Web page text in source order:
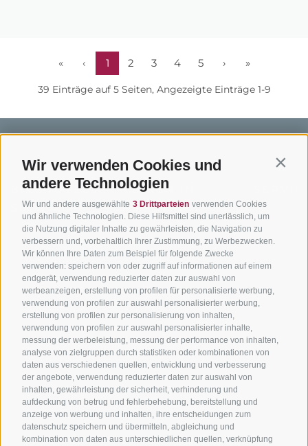
Wir verwenden Cookies und
andere Technologien
Wir und andere ausgewählte 3 Drittparteien verwenden Cookies
und ähnliche Technologien. Diese Hilfsmittel sind unerlässlich, um
die Nutzung digitaler Inhalte zu gewährleisten, die Navigation zu
verbessern und, vorbehaltlich Ihrer Zustimmung, zu Werbezwecken.
Wir können Ihre Daten zum Beispiel für folgende Zwecke
verwenden: speichern von oder zugriff auf informationen auf einem
endgerät, verwendung reduzierter daten zur auswahl von
werbeanzeigen, erstellung von profilen für personalisierte werbung,
verwendung von profilen zur auswahl personalisierter werbung,
erstellung von profilen zur personalisierung von inhalten,
verwendung von profilen zur auswahl personalisierter inhalte,
messung der werbeleistung, messung der performance von inhalten,
analyse von zielgruppen durch statistiken oder kombinationen von
daten aus verschiedenen quellen, entwicklung und verbesserung
der angebote, verwendung reduzierter daten zur auswahl von
inhalten, gewährleistung der sicherheit, verhinderung und
aufdeckung von betrug und fehlerbehebung, bereitstellung und
anzeige von werbung und inhalten, ihre entscheidungen zum
datenschutz speichern und übermitteln, abgleichung und
kombination von daten aus unterschiedlichen quellen, verknüpfung
« ‹ 1 2 3 4 5 › »
39 Einträge auf 5 Seiten, Angezeigte Einträge 1-9
BIKEHOTELS
SÜDTIROL
Hotels & Pakete
Urlaubspakete
Unsere Gutscheine
Hot Deals
Bike & Work
BIKEN IN
SÜDTIROL
Mountainbiken in
Südtirol
Rennradfahren in
Südtirol
Radwege in Südtirol
Bikeshops & Verleihe
Bike-Schulen
Tourenzentrale
Kontakt
Anreise
Zum